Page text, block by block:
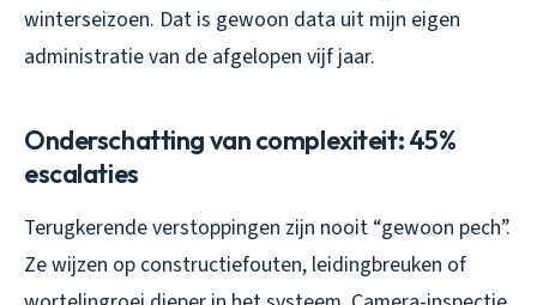
winterseizoen. Dat is gewoon data uit mijn eigen
administratie van de afgelopen vijf jaar.
Onderschatting van complexiteit: 45%
escalaties
Terugkerende verstoppingen zijn nooit “gewoon pech”.
Ze wijzen op constructiefouten, leidingbreuken of